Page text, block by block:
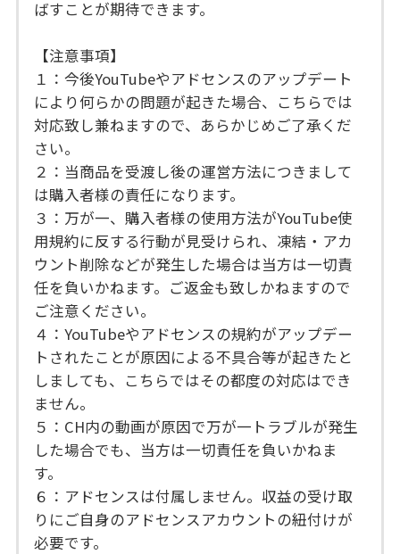
ばすことが期待できます。
【注意事項】
１：今後YouTubeやアドセンスのアップデート
により何らかの問題が起きた場合、こちらでは
対応致し兼ねますので、あらかじめご了承くだ
さい。
２：当商品を受渡し後の運営方法につきまして
は購入者様の責任になります。
３：万が一、購入者様の使用方法がYouTube使
用規約に反する行動が見受けられ、凍結・アカ
ウント削除などが発生した場合は当方は一切責
任を負いかねます。ご返金も致しかねますので
ご注意ください。
４：YouTubeやアドセンスの規約がアップデー
トされたことが原因による不具合等が起きたと
しましても、こちらではその都度の対応はでき
ません。
５：CH内の動画が原因で万が一トラブルが発生
した場合でも、当方は一切責任を負いかねま
す。
６：アドセンスは付属しません。収益の受け取
りにご自身のアドセンスアカウントの紐付けが
必要です。